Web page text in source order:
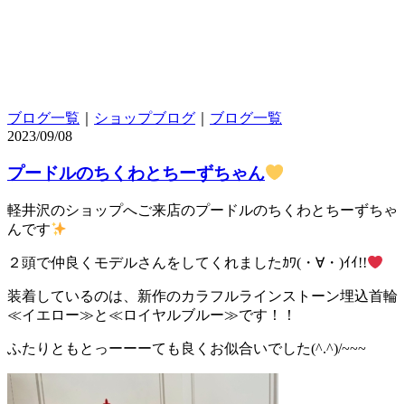
ブログ一覧 ショップブログ
ブログ一覧
2023/09/08
プードルのちくわとちーずちゃん
軽井沢のショップへご来店のプードルのちくわとちーずちゃ
んです
２頭で仲良くモデルさんをしてくれましたｶﾜ(・∀・)ｲｲ!!
装着しているのは、新作のカラフルラインストーン埋込首輪
≪イエロー≫と≪ロイヤルブルー≫です！！
ふたりともとっーーーても良くお似合いでした(^.^)/~~~